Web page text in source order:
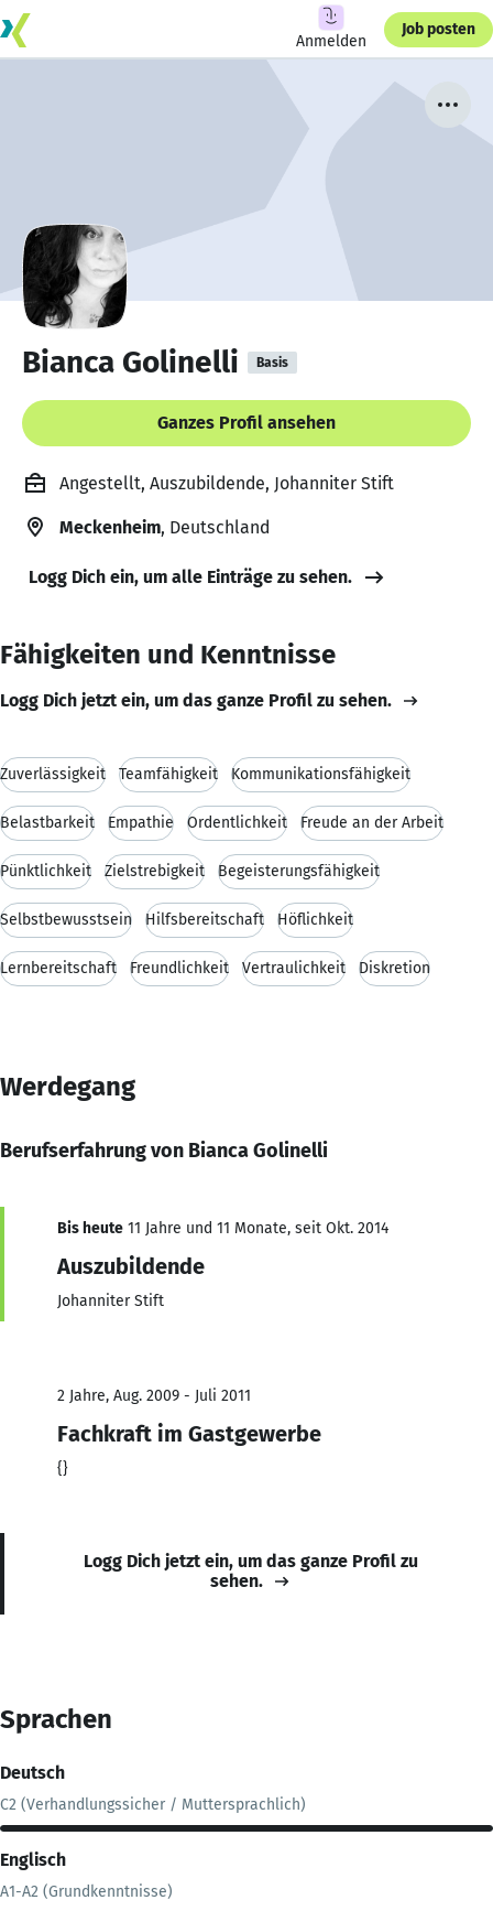
Anmelden
Job posten
Bianca Golinelli Basis
Ganzes Profil ansehen
Angestellt, Auszubildende, Johanniter Stift
Meckenheim, Deutschland
Logg Dich ein, um alle Einträge zu sehen.
Fähigkeiten und Kenntnisse
Logg Dich jetzt ein, um das ganze Profil zu sehen.
Zuverlässigkeit Teamfähigkeit Kommunikationsfähigkeit
Belastbarkeit Empathie Ordentlichkeit Freude an der Arbeit
Pünktlichkeit Zielstrebigkeit Begeisterungsfähigkeit
Selbstbewusstsein Hilfsbereitschaft Höflichkeit
Lernbereitschaft Freundlichkeit Vertraulichkeit Diskretion
Werdegang
Berufserfahrung von Bianca Golinelli
Bis heute 11 Jahre und 11 Monate, seit Okt. 2014
Auszubildende
Johanniter Stift
2 Jahre, Aug. 2009 - Juli 2011
Fachkraft im Gastgewerbe
{}
Logg Dich jetzt ein, um das ganze Profil zu
sehen.
Sprachen
Deutsch
C2 (Verhandlungssicher / Muttersprachlich)
Englisch
A1-A2 (Grundkenntnisse)